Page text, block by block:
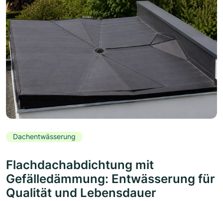
Dachentwässerung
Flachdachabdichtung mit
Gefälledämmung: Entwässerung für
Qualität und Lebensdauer